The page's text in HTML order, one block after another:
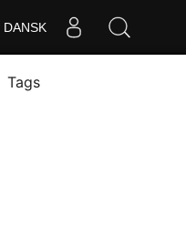
DANSK
Tags